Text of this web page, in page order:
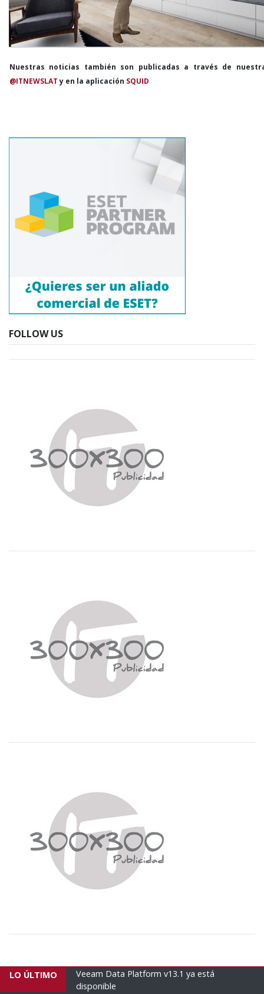
Nuestras noticias también son publicadas a través de
@ITNEWSLATy en la aplicación SQUID
FOLLOW US
LO ÚLTIMO
ya está
Empresas brasileñas envían un nuevo avión
humanitario con 16 tonela...